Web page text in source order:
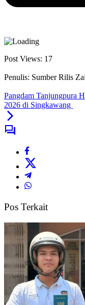
Post Views: 17
Penulis: Sumber Rilis
Pangdam Tanjungpura
2026 di Singkawang
Pos Terkait